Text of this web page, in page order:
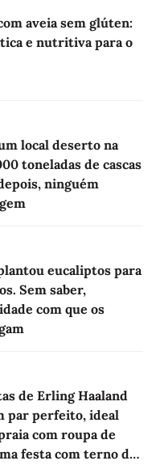
aveia sem glúten:
e nutritiva para o
local deserto na
toneladas de cascas
ninguém
eucaliptos para
Sem saber,
com que os
de Erling Haaland
par perfeito, ideal
com roupa de
festa com terno de